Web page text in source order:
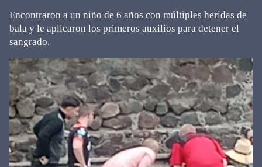
Encontraron a un niño de 6 años con múltiples heridas de
bala y le aplicaron los primeros auxilios para detener el
sangrado.